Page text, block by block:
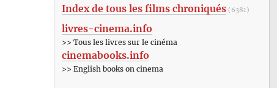
Index de tous les films chroniqués (6381)
livres-cinema.info
>> Tous les livres sur le cinéma
cinemabooks.info
>> English books on cinema